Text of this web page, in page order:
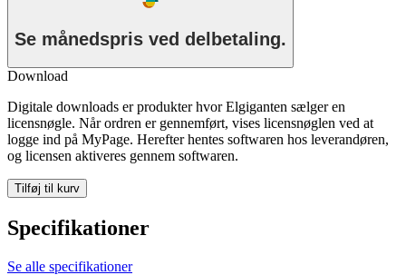
Se månedspris ved delbetaling.
Download
Digitale downloads er produkter hvor Elgiganten sælger en
licensnøgle. Når ordren er gennemført, vises licensnøglen ved at
logge ind på MyPage. Herefter hentes softwaren hos leverandøren,
og licensen aktiveres gennem softwaren.
Tilføj til kurv
Specifikationer
Se alle specifikationer